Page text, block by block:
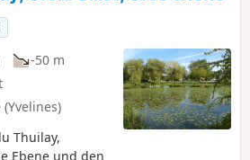
-50 m
Thuilay,
Ebene und den